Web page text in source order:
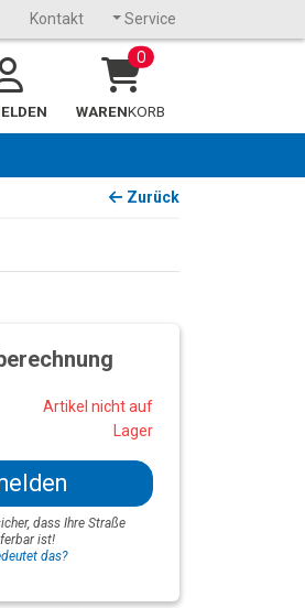
Kontakt Service
0
WARENKORB
Zurück
Artikel nicht auf
Lager
dass Ihre Straße
ist!
das?